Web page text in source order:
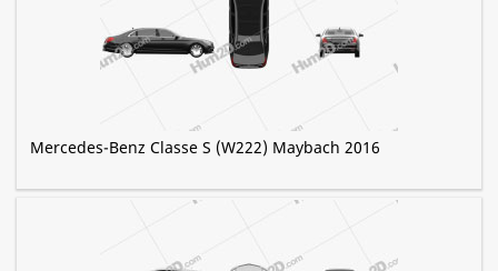
Mercedes-Benz Classe S (W222) Maybach 2016